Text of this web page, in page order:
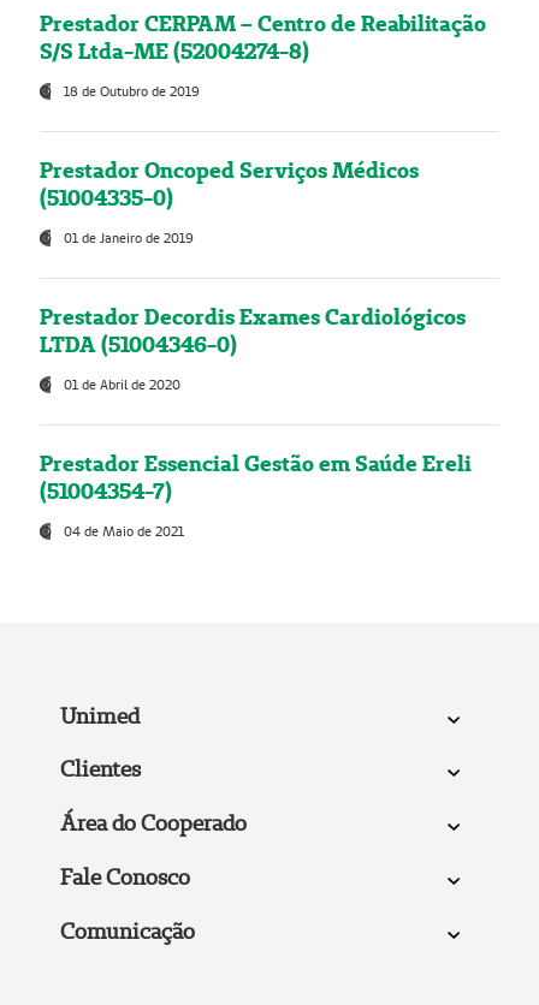
Prestador CERPAM – Centro de Reabilitação
S/S Ltda-ME (52004274-8)
18 de Outubro de 2019
Prestador Oncoped Serviços Médicos
(51004335-0)
01 de Janeiro de 2019
Prestador Decordis Exames Cardiológicos
LTDA (51004346-0)
01 de Abril de 2020
Prestador Essencial Gestão em Saúde Ereli
(51004354-7)
04 de Maio de 2021
Unimed
Clientes
Área do Cooperado
Fale Conosco
Comunicação